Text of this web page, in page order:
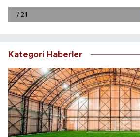
Kategori Haberler